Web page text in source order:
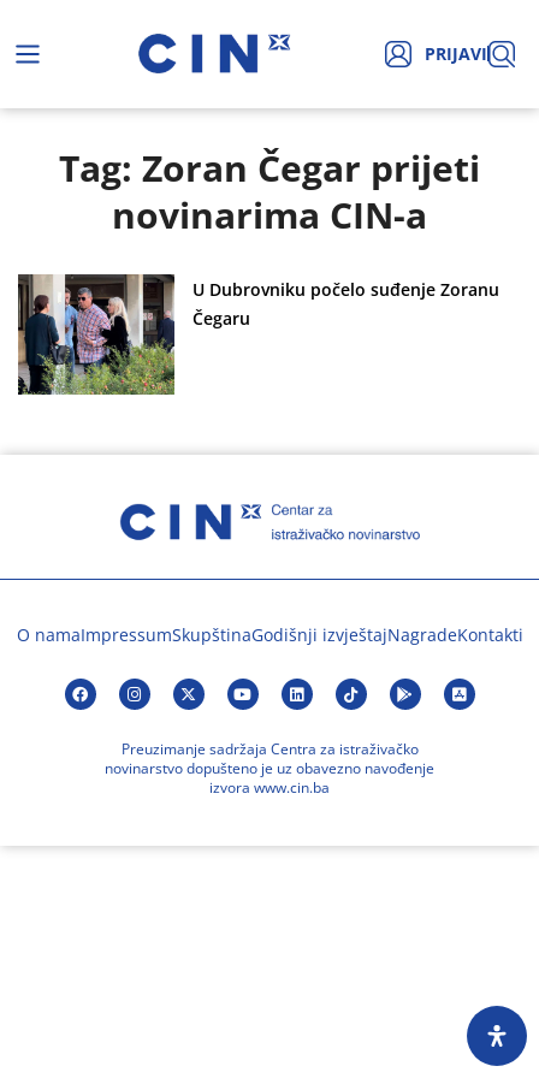
PRIJAVI
Tag: Zoran Čegar prijeti
novinarima CIN-a
U Dubrovniku počelo suđenje Zoranu
Čegaru
O namaImpressumSkupštinaGodišnji izvještajNagradeKontakti
Preuzimanje sadržaja Centra za istraživačko
novinarstvo dopušteno je uz obavezno navođenje
izvora www.cin.ba